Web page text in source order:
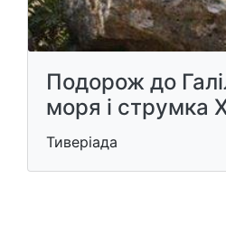
Подорож до
моря і струмка
Тиверіада